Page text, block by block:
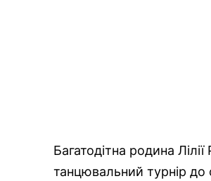
Багатодітна родина
танцювальний турнір